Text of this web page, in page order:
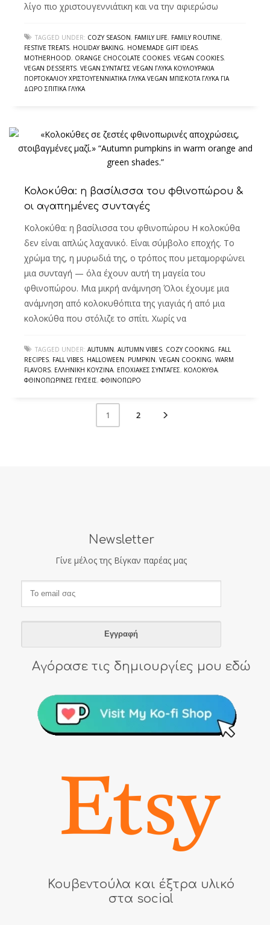
λίγο πιο χριστουγεννιάτικη και να την αφιερώσω
TAGGED UNDER: COZY SEASON, FAMILY LIFE, FAMILY ROUTINE,
FESTIVE TREATS, HOLIDAY BAKING, HOMEMADE GIFT IDEAS,
MOTHERHOOD, ORANGE CHOCOLATE COOKIES, VEGAN COOKIES,
VEGAN DESSERTS, VEGAN ΣΥΝΤΑΓΈΣ VEGAN ΓΛΥΚΆ ΚΟΥΛΟΥΡΆΚΙΑ
ΠΟΡΤΟΚΑΛΙΟΎ ΧΡΙΣΤΟΥΓΕΝΝΙΆΤΙΚΑ ΓΛΥΚΆ VEGAN ΜΠΙΣΚΌΤΑ ΓΛΥΚΆ ΓΙΑ
ΔΏΡΟ ΣΠΙΤΙΚΆ ΓΛΥΚΆ
Κολοκύθα: η βασίλισσα του φθινοπώρου &
οι αγαπημένες συνταγές
Κολοκύθα: η βασίλισσα του φθινοπώρου Η κολοκύθα
δεν είναι απλώς λαχανικό. Είναι σύμβολο εποχής. Το
χρώμα της, η μυρωδιά της, ο τρόπος που μεταμορφώνει
μια συνταγή — όλα έχουν αυτή τη μαγεία του
φθινοπώρου. Μια μικρή ανάμνηση Όλοι έχουμε μια
ανάμνηση από κολοκυθόπιτα της γιαγιάς ή από μια
κολοκύθα που στόλιζε το σπίτι. Χωρίς να
TAGGED UNDER: AUTUMN, AUTUMN VIBES, COZY COOKING, FALL
RECIPES, FALL VIBES, HALLOWEEN, PUMPKIN, VEGAN COOKING, WARM
FLAVORS, ΕΛΛΗΝΙΚΉ ΚΟΥΖΊΝΑ, ΕΠΟΧΙΑΚΈΣ ΣΥΝΤΑΓΈΣ, ΚΟΛΟΚΎΘΑ,
ΦΘΙΝΟΠΩΡΙΝΈΣ ΓΕΎΣΕΙΣ, ΦΘΙΝΌΠΩΡΟ
1 2
Newsletter
Γίνε μέλος της Βίγκαν παρέας μας
Αγόρασε τις δημιουργίες μου εδώ
Κουβεντούλα και έξτρα υλικό
στα social